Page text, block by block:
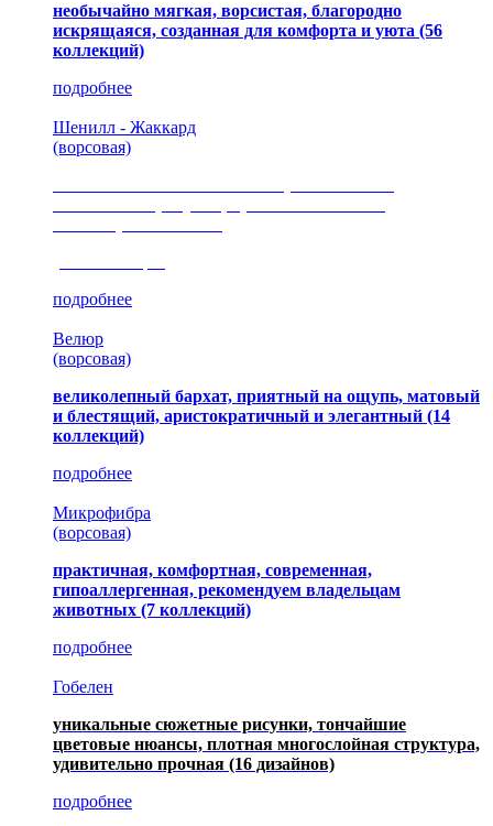
необычайно мягкая, ворсистая, благородно
искрящаяся, созданная для комфорта и уюта (56
коллекций)
подробнее
Шенилл - Жаккард
(ворсовая)
подробнее
Велюр
(ворсовая)
великолепный бархат, приятный на ощупь, матовый
и блестящий, аристократичный и элегантный (14
коллекций)
подробнее
Микрофибра
(ворсовая)
практичная, комфортная, современная,
гипоаллергенная, рекомендуем владельцам
животных (7 коллекций)
подробнее
Гобелен
уникальные сюжетные рисунки, тончайшие
цветовые нюансы, плотная многослойная структура,
удивительно прочная (16 дизайнов)
подробнее